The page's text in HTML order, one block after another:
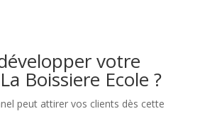
votre
Boissiere Ecole ?
peut attirer vos clients dès cette